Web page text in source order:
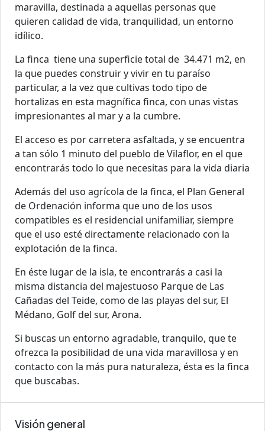
maravilla, destinada a aquellas personas que
quieren calidad de vida, tranquilidad, un entorno
idílico.
La finca tiene una superficie total de 34.471 m2, en
la que puedes construir y vivir en tu paraíso
particular, a la vez que cultivas todo tipo de
hortalizas en esta magnífica finca, con unas vistas
impresionantes al mar y a la cumbre.
El acceso es por carretera asfaltada, y se encuentra
a tan sólo 1 minuto del pueblo de Vilaflor, en el que
encontrarás todo lo que necesitas para la vida diaria
Además del uso agrícola de la finca, el Plan General
de Ordenación informa que uno de los usos
compatibles es el residencial unifamiliar, siempre
que el uso esté directamente relacionado con la
explotación de la finca.
En éste lugar de la isla, te encontrarás a casi la
misma distancia del majestuoso Parque de Las
Cañadas del Teide, como de las playas del sur, El
Médano, Golf del sur, Arona.
Si buscas un entorno agradable, tranquilo, que te
ofrezca la posibilidad de una vida maravillosa y en
contacto con la más pura naturaleza, ésta es la finca
que buscabas.
Visión general